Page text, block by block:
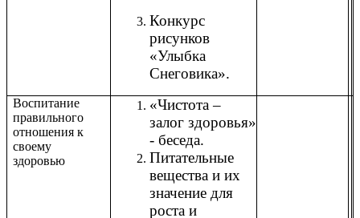
Конкурс
рисунков
«Улыбка
Снеговика».
Воспитание
правильного
отношения к
своему
здоровью
«Чистота –
залог здоровья»
- беседа.
Питательные
вещества и их
значение для
роста и